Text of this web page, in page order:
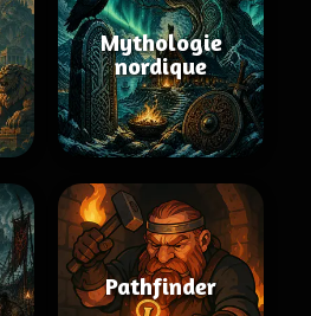
Mythologie
nordique
Pathfinder